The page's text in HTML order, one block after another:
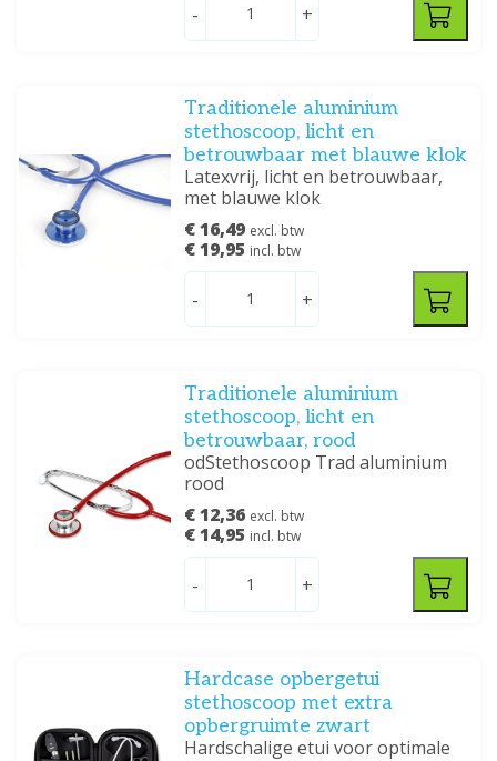
- +
Traditionele aluminium
stethoscoop, licht en
betrouwbaar met blauwe klok
Latexvrij, licht en betrouwbaar,
met blauwe klok
€ 16,49 excl. btw
€ 19,95 incl. btw
- +
Traditionele aluminium
stethoscoop, licht en
betrouwbaar, rood
odStethoscoop Trad aluminium
rood
€ 12,36 excl. btw
€ 14,95 incl. btw
- +
Hardcase opbergetui
stethoscoop met extra
opbergruimte zwart
Hardschalige etui voor optimale